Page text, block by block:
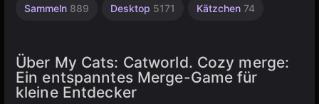
Sammeln 889 Desktop 5171 Kätzchen 74
4146
1480
Über My Cats: Catworld. Сozy merge:
Ein entspanntes Merge-Game für
kleine Entdecker